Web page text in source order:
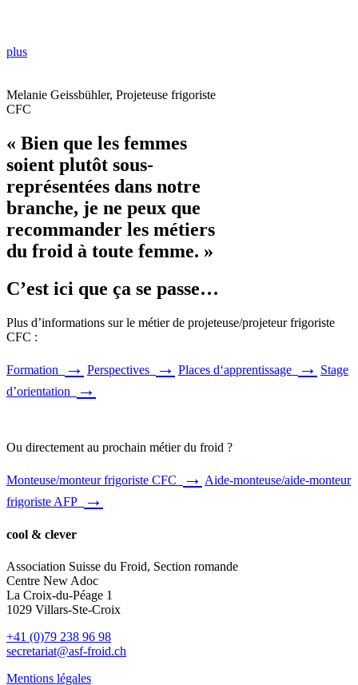
plus
Melanie Geissbühler, Projeteuse frigoriste
CFC
« Bien que les femmes
soient plutôt sous-
représentées dans notre
branche, je ne peux que
recommander les métiers
du froid à toute femme. »
C’est ici que ça se passe…
Plus d’informations sur le métier de projeteuse/projeteur frigoriste
CFC :
Formation → Perspectives → Places d‘apprentissage → Stage
d’orientation
→
Ou directement au prochain métier du froid ?
Monteuse/monteur frigoriste CFC → Aide-monteuse/aide-monteur
frigoriste AFP
→
cool & clever
Association Suisse du Froid, Section romande
Centre New Adoc
La Croix-du-Péage 1
1029 Villars-Ste-Croix
+41 (0)79 238 96 98
secretariat@asf-froid.ch
Mentions légales